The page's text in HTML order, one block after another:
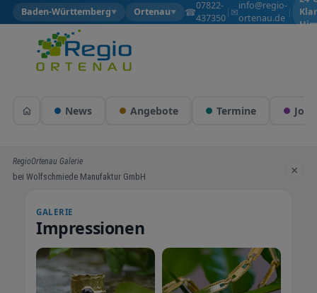
Baden-Württemberg▼ Ortenau▼ ☎07822-
437350
| ✉info@regio-
ortenau.de
|
News Angebote Termine Jobs
RegioOrtenau Galerie
bei Wolfschmiede Manufaktur GmbH ×
GALERIE
Impressionen